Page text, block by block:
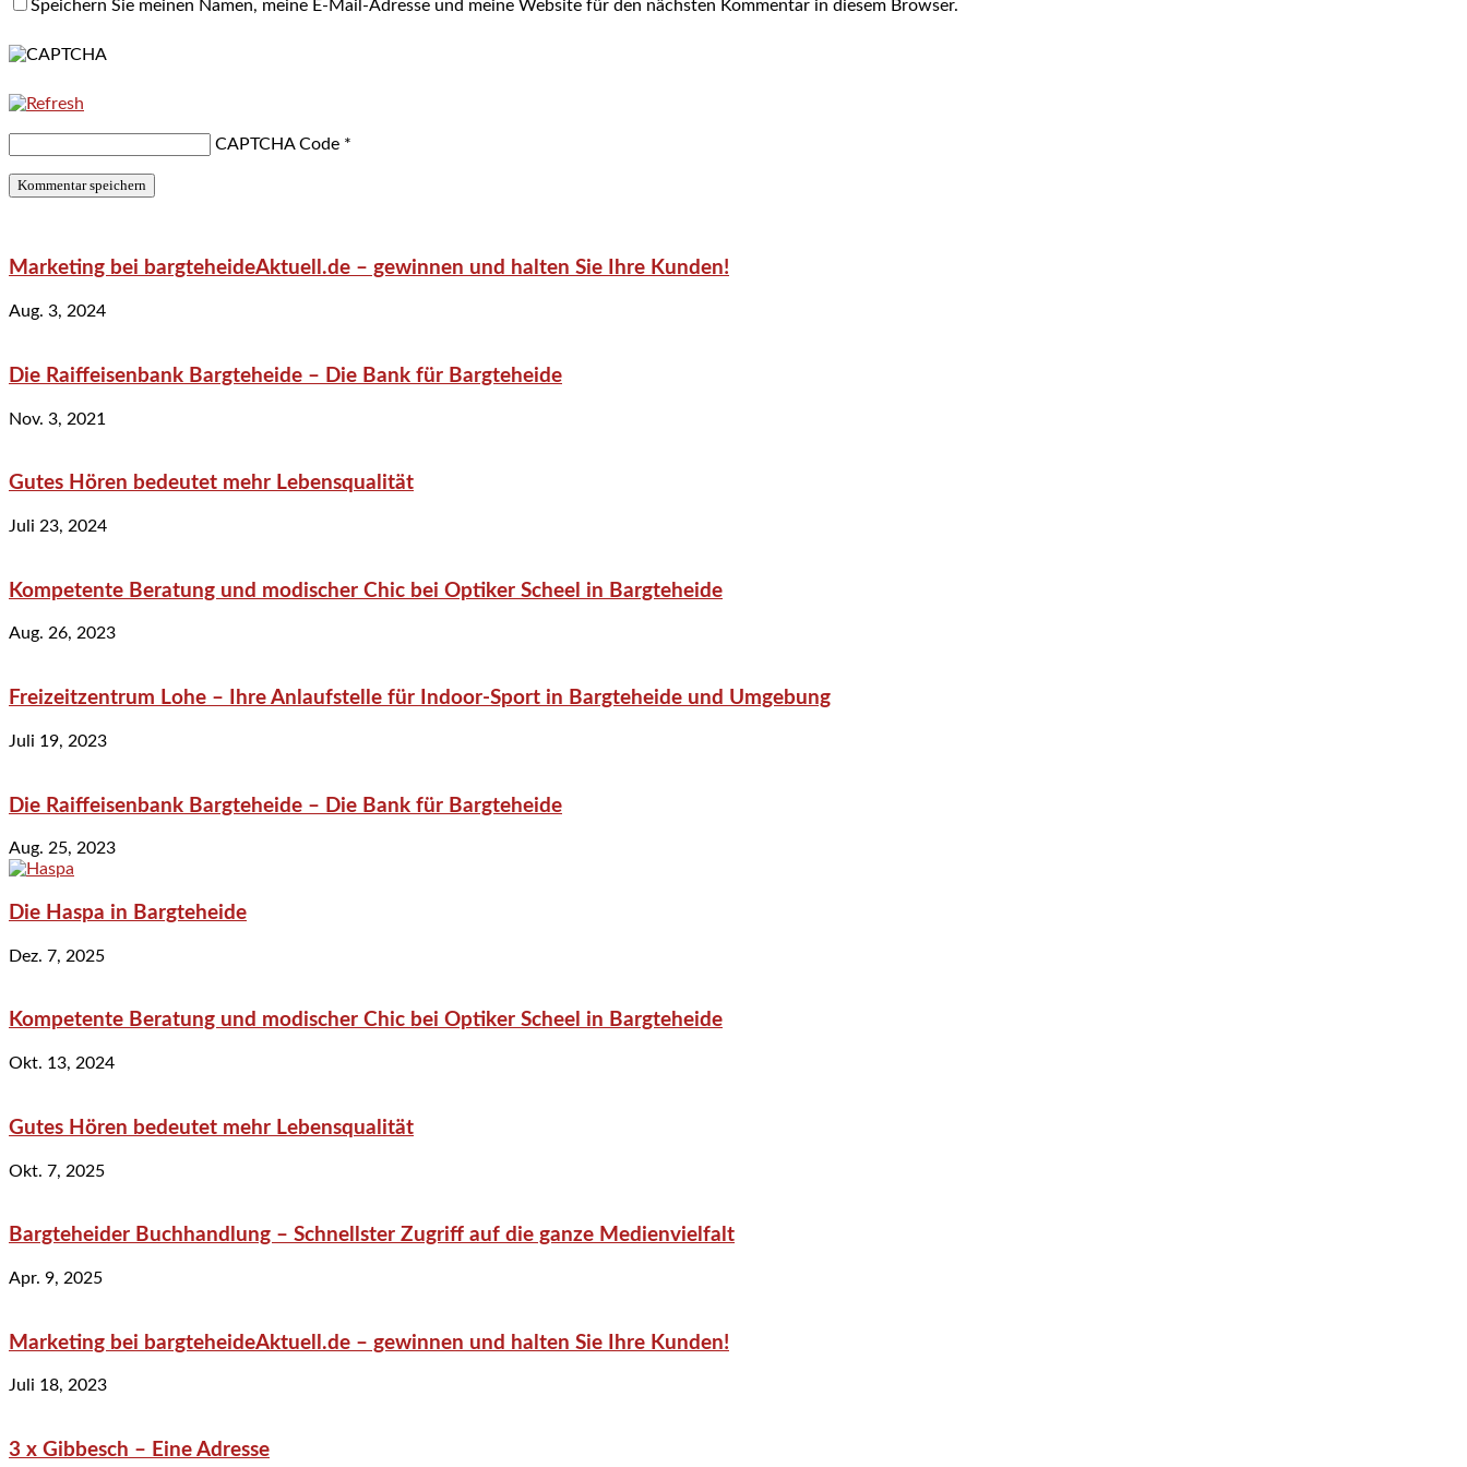
Speichern Sie meinen Namen, meine E-Mail-Adresse und meine Website für den nächsten Kommentar in diesem Browser.
CAPTCHA Code *
Marketing bei bargteheideAktuell.de – gewinnen und halten Sie Ihre Kunden!
Aug. 3, 2024
Die Raiffeisenbank Bargteheide – Die Bank für Bargteheide
Nov. 3, 2021
Gutes Hören bedeutet mehr Lebensqualität
Juli 23, 2024
Kompetente Beratung und modischer Chic bei Optiker Scheel in Bargteheide
Aug. 26, 2023
Freizeitzentrum Lohe – Ihre Anlaufstelle für Indoor-Sport in Bargteheide und Umgebung
Juli 19, 2023
Die Raiffeisenbank Bargteheide – Die Bank für Bargteheide
Aug. 25, 2023
Die Haspa in Bargteheide
Dez. 7, 2025
Kompetente Beratung und modischer Chic bei Optiker Scheel in Bargteheide
Okt. 13, 2024
Gutes Hören bedeutet mehr Lebensqualität
Okt. 7, 2025
Bargteheider Buchhandlung – Schnellster Zugriff auf die ganze Medienvielfalt
Apr. 9, 2025
Marketing bei bargteheideAktuell.de – gewinnen und halten Sie Ihre Kunden!
Juli 18, 2023
3 x Gibbesch – Eine Adresse